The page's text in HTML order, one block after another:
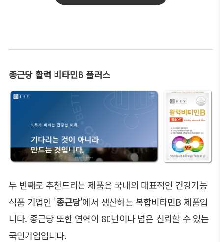
종근당 활력 비타민B 플러스
두 번째로 추천드리는 제품은 국내의 대표적인 건강기능
식품 기업인 '종근당'에서 생산하는 복합비타민B 제품입
니다. 종근당 또한 연혁이 80년이나 넘은 신뢰할 수 있는
국민기업입니다.